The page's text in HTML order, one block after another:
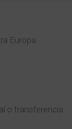
Europa
o transferencia.